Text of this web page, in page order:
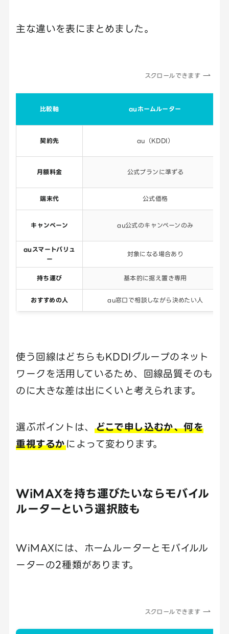
主な違いを表にまとめました。
スクロールできます
比較軸 auホームルーター
契約先 au（KDDI）
月額料金 公式プランに準ずる
端末代 公式価格
キャンペーン au公式のキャンペーンのみ
auスマートバリュ
ー
対象になる場合あり
持ち運び 基本的に据え置き専用
おすすめの人 au窓口で相談しながら決めたい人
使う回線はどちらもKDDIグループのネット
ワークを活用しているため、回線品質そのも
のに大きな差は出にくいと考えられます。
選ぶポイントは、 どこで申し込むか、何を
重視するかによって変わります。
WiMAXを持ち運びたいならモバイル
ルーターという選択肢も
WiMAXには、ホームルーターとモバイルル
ーターの2種類があります。
スクロールできます